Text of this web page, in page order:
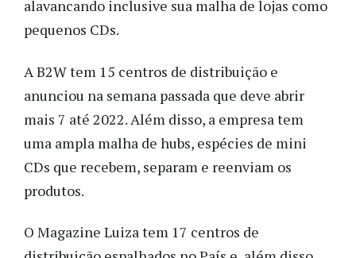
alavancando inclusive sua malha de lojas como
pequenos CDs.
A B2W tem 15 centros de distribuição e
anunciou na semana passada que deve abrir
mais 7 até 2022. Além disso, a empresa tem
uma ampla malha de hubs, espécies de mini
CDs que recebem, separam e reenviam os
produtos.
O Magazine Luiza tem 17 centros de